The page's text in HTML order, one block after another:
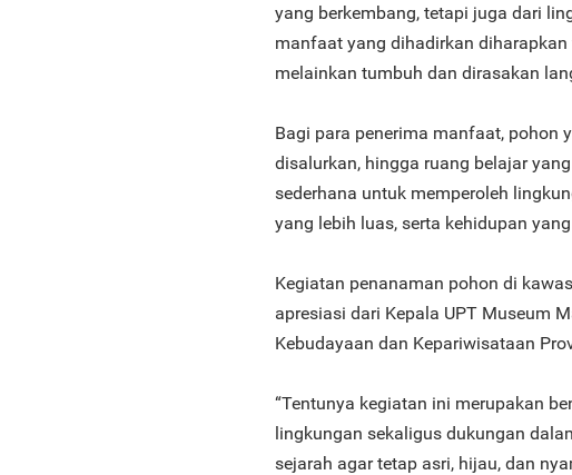
yang berkembang, tetapi juga dari
manfaat yang dihadirkan
melainkan tumbuh dan dirasakan
Bagi para penerima manfaat, pohon
disalurkan, hingga ruang belajar
sederhana untuk memperoleh
yang lebih luas, serta kehidupan
Kegiatan penanaman pohon di
apresiasi dari Kepala UPT Museum
Kebudayaan dan Kepariwisataan
“Tentunya kegiatan ini merupakan
lingkungan sekaligus dukungan
sejarah agar tetap asri, hijau, dan